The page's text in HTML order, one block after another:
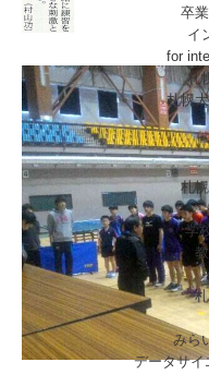
卒
イ
for
札
札幌
札
学
みら
データサイ